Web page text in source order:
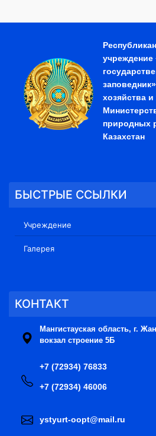
учреждение
хозяйства
природных
Казахстан
БЫСТРЫЕ ССЫЛКИ
Учреждение
Галерея
КОНТАКТ
Мангистауская область, г.
вокзал строение 5Б
+7 (72934) 76833
+7 (72934) 46006
ystyurt-oopt@mail.ru